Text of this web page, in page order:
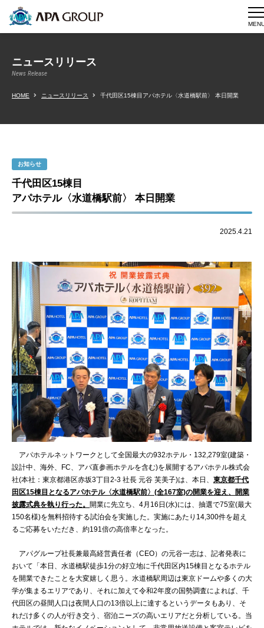
ニュースリリース
News Release
HOME ニュースリリース 千代田区15棟目アパホテル〈水道橋駅前〉 本日開業
お知らせ
千代田区15棟目
アパホテル〈水道橋駅前〉 本日開業
2025.4.21
アパホテルネットワークとして全国最大の932ホテル・132,279室(建築・
設計中、海外、FC、アパ直参画ホテルを含む)を展開するアパホテル株式会
社(本社：東京都港区赤坂3丁目2‐3 社長 元谷 芙美子)は、本日、 東京都千代
田区15棟目となるアパホテル〈水道橋駅前〉 (全167室)の開業を迎え、開業
披露式典を執り行った。 開業に先立ち、4月16日(水)には、抽選で75室(最大
150名様)を無料招待する試泊会を実施した。実施にあたり14,300件を超え
るご応募をいただき、約191倍の高倍率となった。
アパグループ社長兼最高経営責任者（CEO）の元谷一志は、記者発表に
おいて「本日、水道橋駅徒歩1分の好立地に千代田区内15棟目となるホテル
を開業できたことを大変嬉しく思う。水道橋駅周辺は東京ドームや多くの大
学が集まるエリアであり、それに加えて令和2年度の国勢調査によれば、千
代田区の昼間人口は夜間人口の13倍以上に達するというデータもあり、そ
れだけ多くの人が行き交う、宿泊ニーズの高いエリアだと分析している。当